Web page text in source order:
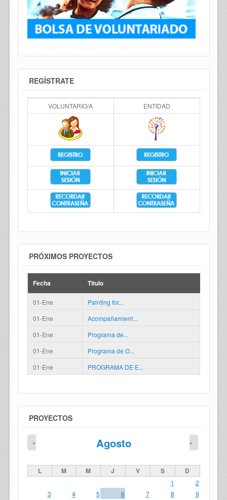
REGÍSTRATE
VOLUNTARIO/A ENTIDAD
PRÓXIMOS PROYECTOS
Fecha Titulo
01-Ene
Painting for...
01-Ene
Acompañamient...
01-Ene
Programa de...
01-Ene
Programa de O...
01-Ene
PROGRAMA DE E...
PROYECTOS
Agosto
« »
L M M J V S D
1
2
3
4 5 6 7 8
9